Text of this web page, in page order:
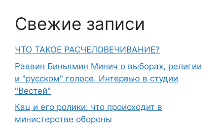
Свежие записи
ЧТО ТАКОЕ РАСЧЕЛОВЕЧИВАНИЕ?
Раввин Биньямин Минич о выборах, религии
и "русском" голосе. Интервью в студии
"Вестей"
Кац и его ролики: что происходит в
министерстве обороны